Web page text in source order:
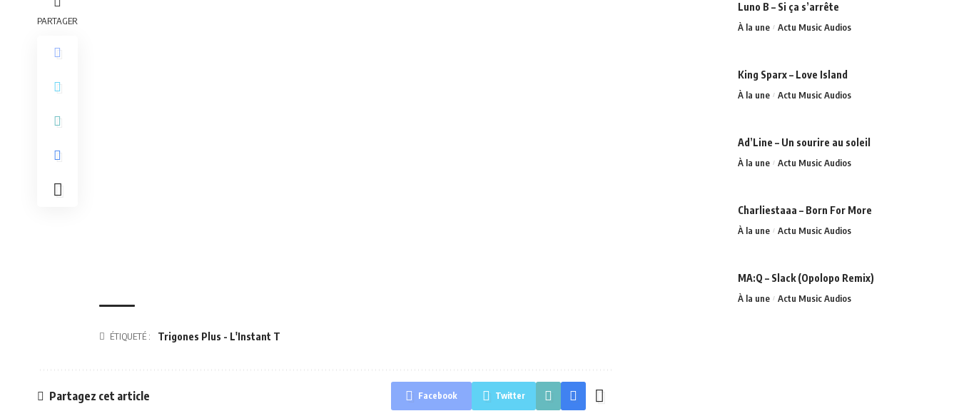
PARTAGER
ÉTIQUETÉ : Trigones Plus - L'Instant T
Partagez cet article Facebook Twitter
Luno B – Si ça s’arrête
À la une Actu Music Audios
King Sparx – Love Island
À la une Actu Music Audios
Ad’Line – Un sourire au soleil
À la une Actu Music Audios
Charliestaaa – Born For More
À la une Actu Music Audios
MA:Q – Slack (Opolopo Remix)
À la une Actu Music Audios